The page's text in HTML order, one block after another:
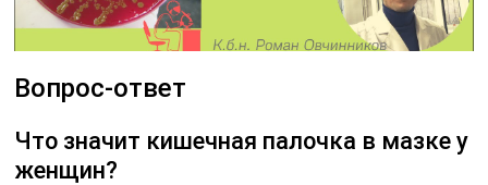
Вопрос-ответ
Что значит кишечная палочка в мазке у
женщин?